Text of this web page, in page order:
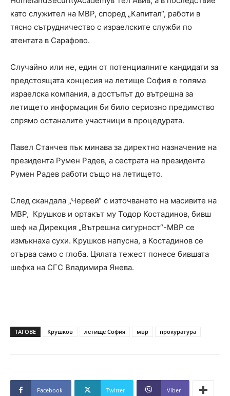
като служител на МВР, според „Капитал“, работи в
тясно сътрудничество с израелските служби по
атентата в Сарафово.
Случайно или не, един от потенциалните кандидати за
предстоящата концесия на летище София е голяма
израелска компания, а достъпът до вътрешна за
летището информация би било сериозно предимство
спрямо останалите участници в процедурата.
Павел Станчев пък минава за директно назначение на
президента Румен Радев, а сестрата на президента
Румен Радев работи също на летището.
След скандала „Червей“ с източването на масивите на
МВР, Крушков и ортакът му Тодор Костадинов, бивш
шеф на Дирекция „Вътрешна сигурност“-МВР се
измъкнаха сухи. Крушков напусна, а Костадинов се
отърва само с глоба. Цялата тежест понесе бившата
шефка на СГС Владимира Янева.
ТАГОВЕ Крушков летище София мвр прокуратура
Facebook Twitter Viber